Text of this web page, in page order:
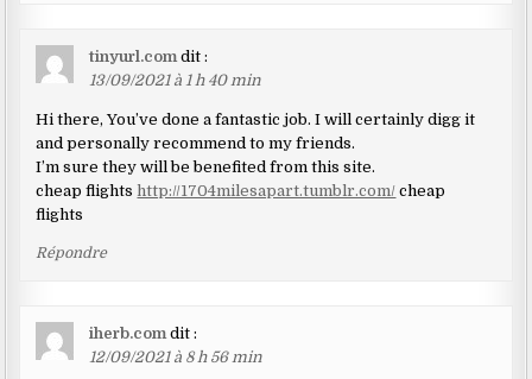
tinyurl.com dit :
13/09/2021 à 1 h 40 min
Hi there, You’ve done a fantastic job. I will certainly digg it
and personally recommend to my friends.
I’m sure they will be benefited from this site.
cheap flights http://1704milesapart.tumblr.com/ cheap
flights
Répondre
iherb.com dit :
12/09/2021 à 8 h 56 min